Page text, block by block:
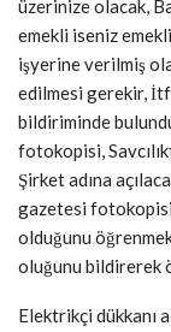
üzerinize olacak,
emekli iseniz
işyerine verilmiş
edilmesi gerekir,
bildiriminde
fotokopisi,
Şirket adına
gazetesi
olduğunu
oluğunu bildirerek
Elektrikçi dükkanı